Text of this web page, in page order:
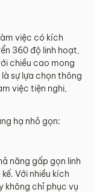
việc có kích
360 độ linh hoạt,
chiều cao mong
sự lựa chọn thông
việc tiện nghi,
hạ nhỏ gọn:
năng gấp gọn linh
Với nhiều kích
không chỉ phục vụ